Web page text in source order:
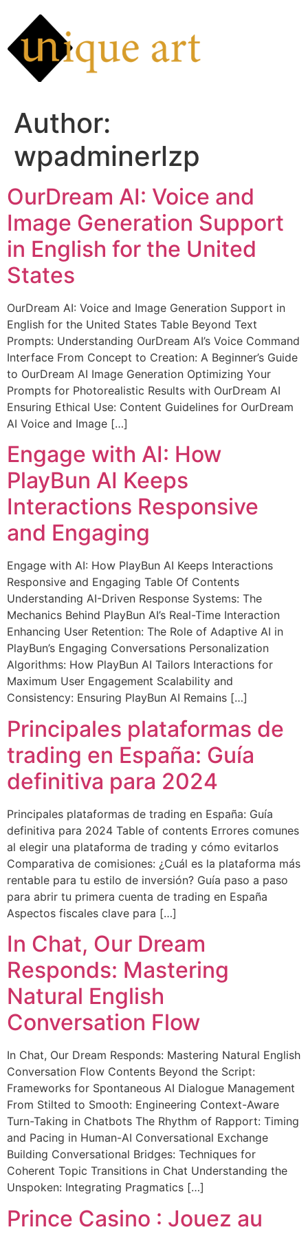
content
Author:
wpadminerlzp
OurDream AI: Voice and
Image Generation Support
in English for the United
States
OurDream AI: Voice and Image Generation Support in
English for the United States Table Beyond Text
Prompts: Understanding OurDream AI’s Voice Command
Interface From Concept to Creation: A Beginner’s Guide
to OurDream AI Image Generation Optimizing Your
Prompts for Photorealistic Results with OurDream AI
Ensuring Ethical Use: Content Guidelines for OurDream
AI Voice and Image […]
Engage with AI: How
PlayBun AI Keeps
Interactions Responsive
and Engaging
Engage with AI: How PlayBun AI Keeps Interactions
Responsive and Engaging Table Of Contents
Understanding AI-Driven Response Systems: The
Mechanics Behind PlayBun AI’s Real-Time Interaction
Enhancing User Retention: The Role of Adaptive AI in
PlayBun’s Engaging Conversations Personalization
Algorithms: How PlayBun AI Tailors Interactions for
Maximum User Engagement Scalability and
Consistency: Ensuring PlayBun AI Remains […]
Principales plataformas de
trading en España: Guía
definitiva para 2024
Principales plataformas de trading en España: Guía
definitiva para 2024 Table of contents Errores comunes
al elegir una plataforma de trading y cómo evitarlos
Comparativa de comisiones: ¿Cuál es la plataforma más
rentable para tu estilo de inversión? Guía paso a paso
para abrir tu primera cuenta de trading en España
Aspectos fiscales clave para […]
In Chat, Our Dream
Responds: Mastering
Natural English
Conversation Flow
In Chat, Our Dream Responds: Mastering Natural English
Conversation Flow Contents Beyond the Script:
Frameworks for Spontaneous AI Dialogue Management
From Stilted to Smooth: Engineering Context-Aware
Turn-Taking in Chatbots The Rhythm of Rapport: Timing
and Pacing in Human-AI Conversational Exchange
Building Conversational Bridges: Techniques for
Coherent Topic Transitions in Chat Understanding the
Unspoken: Integrating Pragmatics […]
Prince Casino : Jouez au